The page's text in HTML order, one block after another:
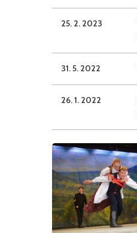
25. 2. 2023
31. 5. 2022
26. 1. 2022